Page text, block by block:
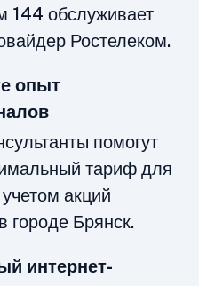
144 обслуживает
Ростелеком.
опыт
помогут
тариф для
акций
городе Брянск.
интернет-